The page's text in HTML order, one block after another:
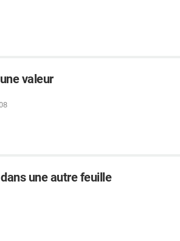
valeur
une autre feuille